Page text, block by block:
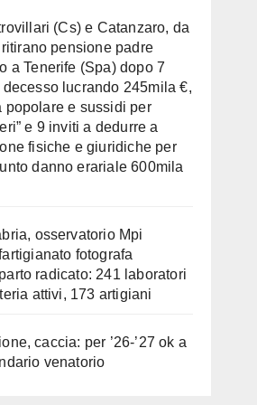
(Cs) e Catanzaro, da
ritirano pensione padre
a Tenerife (Spa) dopo 7
decesso lucrando 245mila €,
popolare e sussidi per
e 9 inviti a dedurre a
fisiche e giuridiche per
danno erariale 600mila
osservatorio Mpi
fotografa
radicato: 241 laboratori
attivi, 173 artigiani
caccia: per ’26-’27 ok a
venatorio